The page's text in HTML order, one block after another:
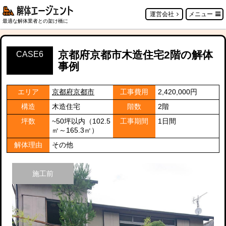
最適な解体業者との架け橋に
運営会社 メニュー
CASE6
京都府京都市木造住宅2階の解体
事例
エリア 京都府京都市 工事費用
2,420,000円
構造
木造住宅 階数
2階
坪数
~50坪以内（102.5
㎡～165.3㎡）
工事期間 1日間
解体理由 その他
施工前